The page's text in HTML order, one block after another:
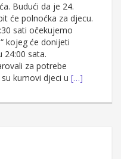
Budući da je 24.
će polnoćka za djecu.
sati očekujemo
kojeg će donijeti
24:00 sata.
za potrebe
kumovi djeci u […]